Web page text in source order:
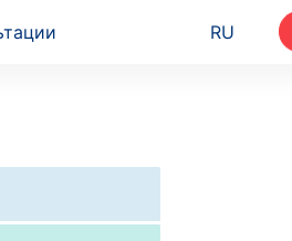
RU